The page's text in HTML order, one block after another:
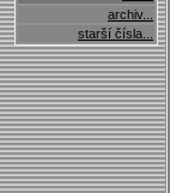
archiv...
starší čísla...